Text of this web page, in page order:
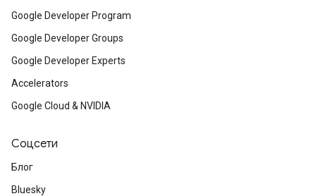
Google Developer Program
Google Developer Groups
Google Developer Experts
Accelerators
Google Cloud & NVIDIA
Соцсети
Блог
Bluesky